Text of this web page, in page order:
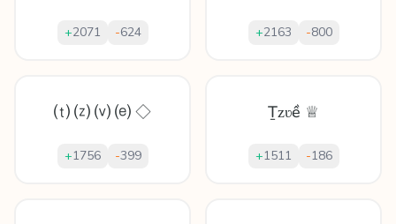
+2071 -624 +2163 -800
⒯ ⒵ ⒱ ⒠ ◇
+1756 -399
Ṯᴢʋề ♕
+1511 -186